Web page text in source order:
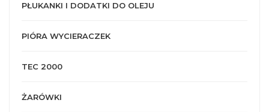
PŁUKANKI I DODATKI DO OLEJU
PIÓRA WYCIERACZEK
TEC 2000
ŻARÓWKI